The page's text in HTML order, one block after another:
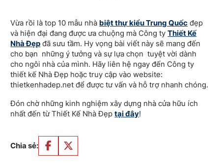
Vừa rồi là top 10 mẫu nhà biệt thự kiểu Trung Quốc đẹp
và hiện đại đang được ưa chuộng mà Công tyThiết Kế
Nhà Đẹp đã sưu tầm. Hy vọng bài viết này sẽ mang đến
cho bạn những ý tưởng và sự lựa chọn tuyệt vời dành
cho ngôi nhà của mình. Hãy liên hệ ngay đến Công ty
thiết kế Nhà Đẹp hoặc truy cập vào website:
thietkenhadep.net để được tư vấn và hỗ trợ nhanh chóng.
Đón chờ những kinh nghiệm xây dựng nhà cửa hữu ích
nhất đến từ Thiết Kế Nhà Đẹptại đây!
Chia sẻ: